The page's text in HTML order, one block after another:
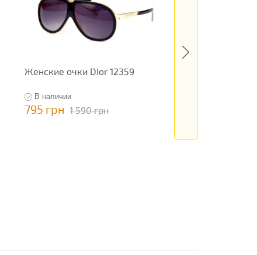
Женские очки Dior 12359
В наличии
795 грн 1 590 грн